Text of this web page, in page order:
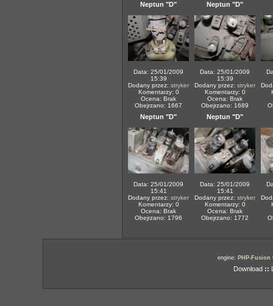
Neptun "D"
Data: 25/01/2009
15:39
Dodany przez: stryker
Komentarzy: 0
Ocena: Brak
Obejrzano: 1667
Neptun "D"
Data: 25/01/2009
15:39
Dodany przez: stryker
Komentarzy: 0
Ocena: Brak
Obejrzano: 1689
Neptun "D"
Data: 25/01/2009
15:41
Dodany przez: stryker
Komentarzy: 0
Ocena: Brak
Obejrzano: 1796
Neptun "D"
Data: 25/01/2009
15:41
Dodany przez: stryker
Komentarzy: 0
Ocena: Brak
Obejrzano: 1772
engine: PHP-Fusion
Download ::